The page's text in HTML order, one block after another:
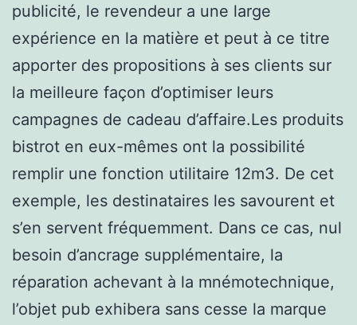
publicité, le revendeur a une large
expérience en la matière et peut à ce titre
apporter des propositions à ses clients sur
la meilleure façon d’optimiser leurs
campagnes de cadeau d’affaire.Les produits
bistrot en eux-mêmes ont la possibilité
remplir une fonction utilitaire 12m3. De cet
exemple, les destinataires les savourent et
s’en servent fréquemment. Dans ce cas, nul
besoin d’ancrage supplémentaire, la
réparation achevant à la mnémotechnique,
l’objet pub exhibera sans cesse la marque